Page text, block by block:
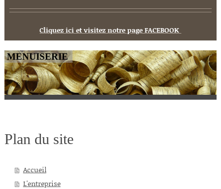
Cliquez ici et visitez notre page FACEBOOK
MENUISERIE
Plan du site
Accueil
L'entreprise